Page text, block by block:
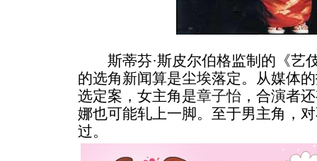
斯蒂芬·斯皮尔伯格监制的《艺
的选角新闻算是尘埃落定。从媒体
选定案，女主角是章子怡 ，合演者
娜也可能轧上一脚。至于男主角，
过。